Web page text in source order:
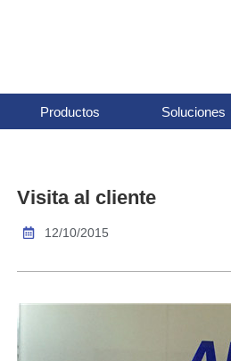
Productos Soluciones
Visita al cliente
12/10/2015